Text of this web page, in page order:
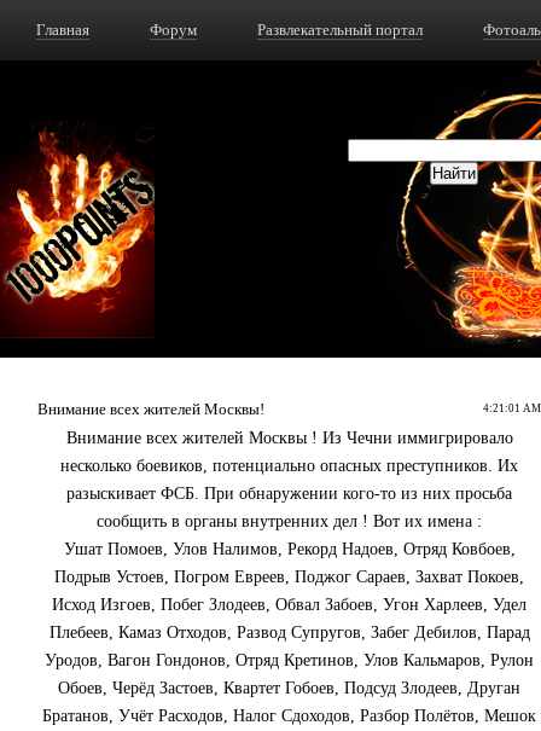
Главная Форум Развлекательный портал
4:21:01 AM
Внимание всех жителей Москвы!
Внимание всех жителей Москвы ! Из Чечни иммигрировало
несколько боевиков, потенциально опасных преступников. Их
разыскивает ФСБ. При обнаружении кого-то из них просьба
сообщить в органы внутренних дел ! Вот их имена :
Ушат Помоев, Улов Налимов, Рекорд Надоев, Отряд Ковбоев,
Подрыв Устоев, Погром Евреев, Поджог Сараев, Захват Покоев,
Исход Изгоев, Побег Злодеев, Обвал Забоев, Угон Харлеев, Удел
Плебеев, Камаз Отходов, Развод Супругов, Забег Дебилов, Парад
Уродов, Вагон Гондонов, Отряд Кретинов, Улов Кальмаров, Рулон
Обоев, Черёд Застоев, Квартет Гобоев, Подсуд Злодеев, Друган
Братанов, Учёт Расходов, Налог Сдоходов, Разбор Полётов, Мешок